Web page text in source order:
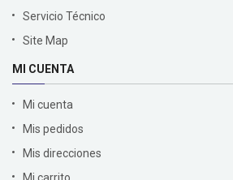
Servicio Técnico
Site Map
MI CUENTA
Mi cuenta
Mis pedidos
Mis direcciones
Mi carrito